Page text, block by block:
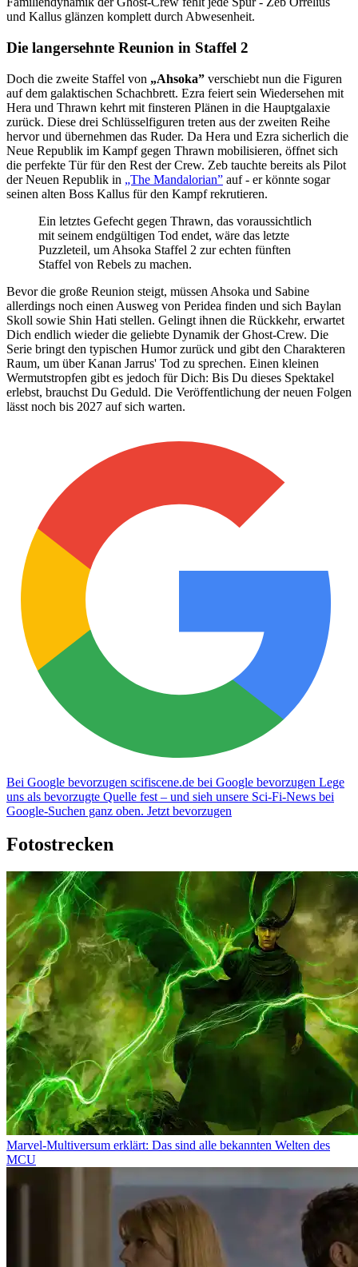
und Kallus glänzen komplett durch Abwesenheit.
Die langersehnte Reunion in Staffel 2
Doch die zweite Staffel von „Ahsoka” verschiebt nun die Figuren
auf dem galaktischen Schachbrett. Ezra feiert sein Wiedersehen mit
Hera und Thrawn kehrt mit finsteren Plänen in die Hauptgalaxie
zurück. Diese drei Schlüsselfiguren treten aus der zweiten Reihe
hervor und übernehmen das Ruder. Da Hera und Ezra sicherlich die
Neue Republik im Kampf gegen Thrawn mobilisieren, öffnet sich
die perfekte Tür für den Rest der Crew. Zeb tauchte bereits als Pilot
der Neuen Republik in „The Mandalorian” auf - er könnte sogar
seinen alten Boss Kallus für den Kampf rekrutieren.
Ein letztes Gefecht gegen Thrawn, das voraussichtlich
mit seinem endgültigen Tod endet, wäre das letzte
Puzzleteil, um Ahsoka Staffel 2 zur echten fünften
Staffel von Rebels zu machen.
Bevor die große Reunion steigt, müssen Ahsoka und Sabine
allerdings noch einen Ausweg von Peridea finden und sich Baylan
Skoll sowie Shin Hati stellen. Gelingt ihnen die Rückkehr, erwartet
Dich endlich wieder die geliebte Dynamik der Ghost-Crew. Die
Serie bringt den typischen Humor zurück und gibt den Charakteren
Raum, um über Kanan Jarrus' Tod zu sprechen. Einen kleinen
Wermutstropfen gibt es jedoch für Dich: Bis Du dieses Spektakel
erlebst, brauchst Du Geduld. Die Veröffentlichung der neuen Folgen
lässt noch bis 2027 auf sich warten.
Bei Google bevorzugen scifiscene.de bei Google bevorzugen Lege
uns als bevorzugte Quelle fest – und sieh unsere Sci-Fi-News bei
Google-Suchen ganz oben. Jetzt bevorzugen
Fotostrecken
Marvel-Multiversum erklärt: Das sind alle bekannten Welten des
MCU